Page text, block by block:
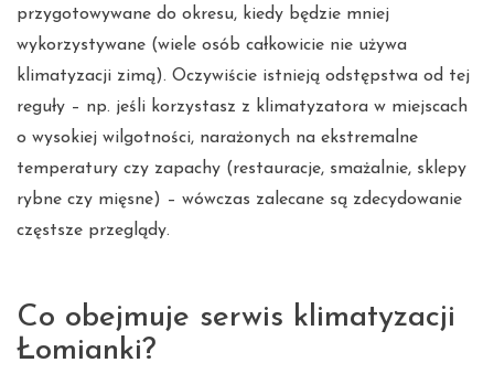
przygotowywane do okresu, kiedy będzie mniej
wykorzystywane (wiele osób całkowicie nie używa
klimatyzacji zimą). Oczywiście istnieją odstępstwa od tej
reguły – np. jeśli korzystasz z klimatyzatora w miejscach
o wysokiej wilgotności, narażonych na ekstremalne
temperatury czy zapachy (restauracje, smażalnie, sklepy
rybne czy mięsne) – wówczas zalecane są zdecydowanie
częstsze przeglądy.
Co obejmuje serwis klimatyzacji
Łomianki?